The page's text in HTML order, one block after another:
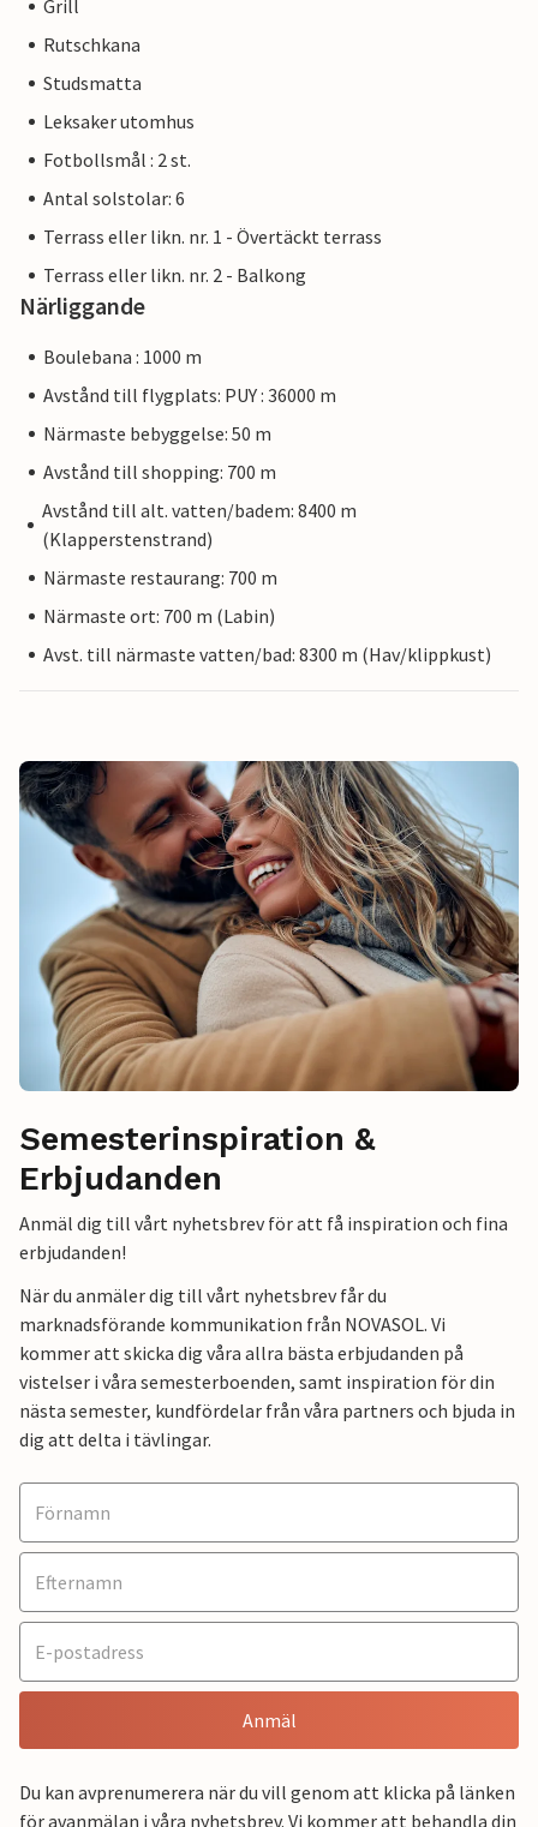
Grill
Rutschkana
Studsmatta
Leksaker utomhus
Fotbollsmål : 2 st.
Antal solstolar: 6
Terrass eller likn. nr. 1 - Övertäckt terrass
Terrass eller likn. nr. 2 - Balkong
Närliggande
Boulebana : 1000 m
Avstånd till flygplats: PUY : 36000 m
Närmaste bebyggelse: 50 m
Avstånd till shopping: 700 m
Avstånd till alt. vatten/badem: 8400 m
(Klapperstenstrand)
Närmaste restaurang: 700 m
Närmaste ort: 700 m (Labin)
Avst. till närmaste vatten/bad: 8300 m (Hav/klippkust)
Semesterinspiration &
Erbjudanden
Anmäl dig till vårt nyhetsbrev för att få inspiration och fina
erbjudanden!
När du anmäler dig till vårt nyhetsbrev får du
marknadsförande kommunikation från NOVASOL. Vi
kommer att skicka dig våra allra bästa erbjudanden på
vistelser i våra semesterboenden, samt inspiration för din
nästa semester, kundfördelar från våra partners och bjuda in
dig att delta i tävlingar.
Anmäl
Du kan avprenumerera när du vill genom att klicka på länken
för avanmälan i våra nyhetsbrev. Vi kommer att behandla din